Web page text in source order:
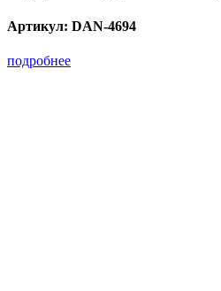
Артикул: DAN-4694
подробнее